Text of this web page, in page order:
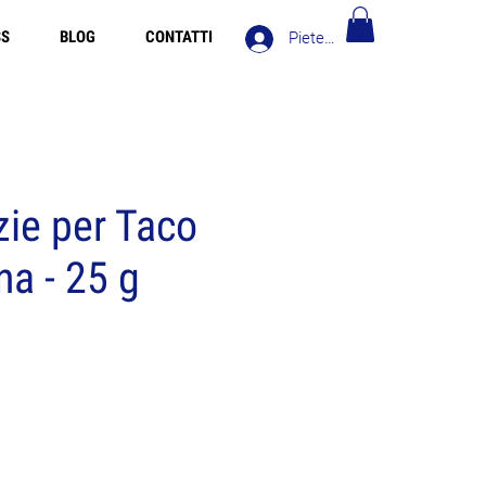
Pieteikties
BLOG CONTATTI
per Taco
- 25 g